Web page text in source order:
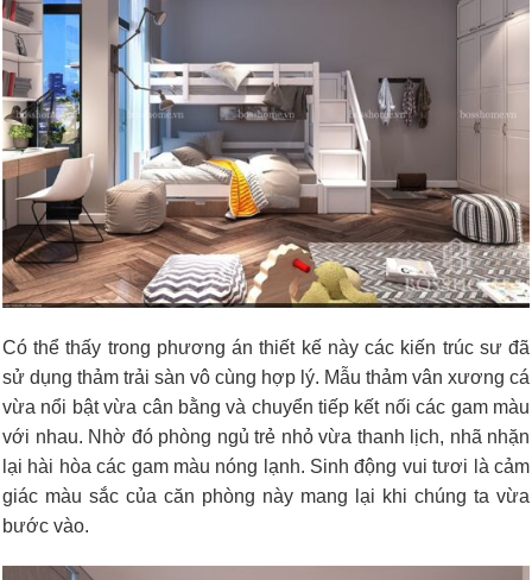
Có thể thấy trong phương án thiết kế này các kiến trúc sư đã
sử dụng thảm trải sàn vô cùng hợp lý. Mẫu thảm vân xương cá
vừa nổi bật vừa cân bằng và chuyển tiếp kết nối các gam màu
với nhau. Nhờ đó phòng ngủ trẻ nhỏ vừa thanh lịch, nhã nhặn
lại hài hòa các gam màu nóng lạnh. Sinh động vui tươi là cảm
giác màu sắc của căn phòng này mang lại khi chúng ta vừa
bước vào.